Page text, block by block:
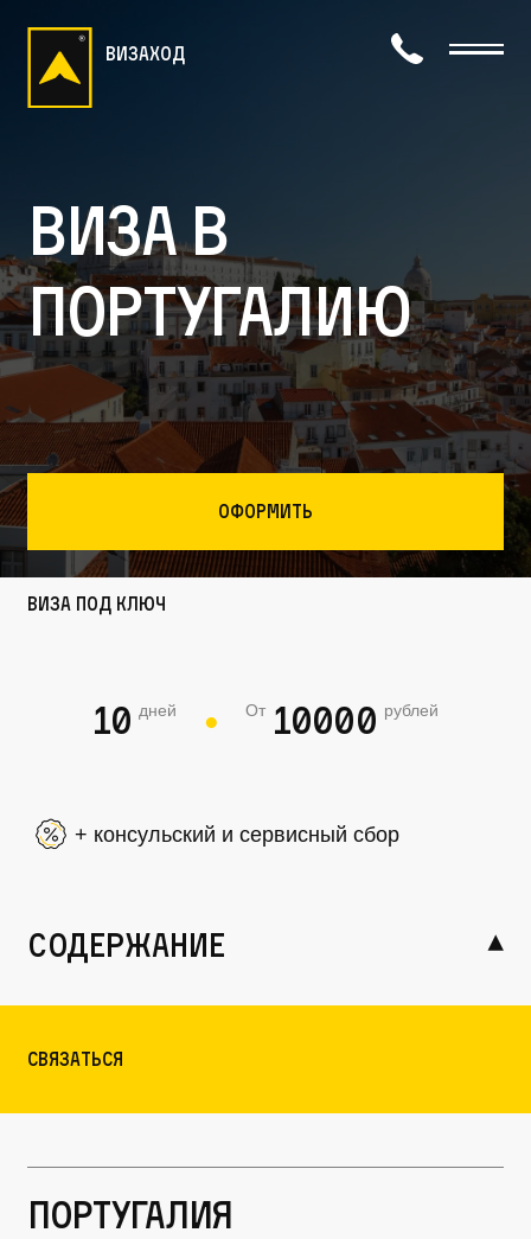
визаход
Виза в
Португалию
Оформить
Виза под ключ
10 дней ● От 10000 рублей
+ консульский и сервисный сбор
содержание
Связаться
Португалия